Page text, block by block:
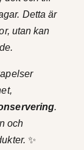
Detta är
utan kan
.
och
✨